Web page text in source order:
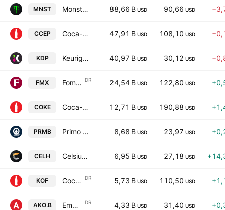
MNST Monster Beverage Corporation 88,66 B USD 90,66 USD
CCEP Coca-Cola Europacific Partners plc 47,91 B USD 108,10 USD
KDP Keurig Dr Pepper Inc. 40,97 B USD 30,12 USD
FMX Fomento Economico Mexicano SAB de CV Sponsored ADR Class B DR 24,54 B USD 122,80 USD
COKE Coca-Cola Consolidated, Inc. 12,71 B USD 190,88 USD
PRMB Primo Brands Corporation Class A 8,68 B USD 23,97 USD
CELH Celsius Holdings, Inc. 6,95 B USD 27,18 USD
KOF Coca-Cola FEMSA SAB de CV Sponsored ADR Class L DR 5,73 B USD 110,50 USD
AKO.B Embotelladora Andina S.A. Sponsored ADR Pfd Class B DR 4,33 B USD 31,40 USD